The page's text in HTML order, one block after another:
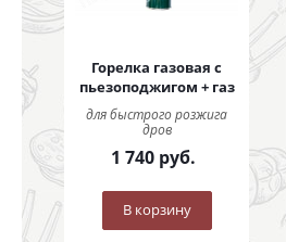
Горелка газовая с
пьезоподжигом + газ
для быстрого розжига
дров
1 740руб.
В корзину